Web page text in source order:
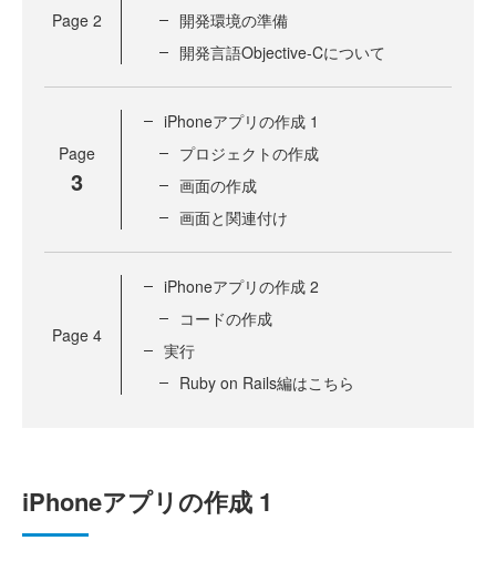
Page 2
開発環境の準備
開発言語Objective-Cについて
Page
3
iPhoneアプリの作成 1
プロジェクトの作成
画面の作成
画面と関連付け
Page 4
iPhoneアプリの作成 2
コードの作成
実行
Ruby on Rails編はこちら
iPhoneアプリの作成 1